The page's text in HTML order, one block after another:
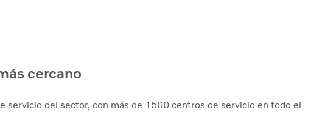
cercano
servicio del sector, con más de 1500 centros de servicio en todo el